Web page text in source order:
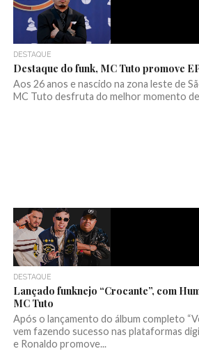
DESTAQUE
Destaque do funk, MC Tuto promove
Aos 26 anos e nascido na zona leste de
MC Tuto desfruta do melhor momento
DESTAQUE
Lançado funknejo “Crocante”, com
MC Tuto
Após o lançamento do álbum completo
vem fazendo sucesso nas plataformas
e Ronaldo promove...